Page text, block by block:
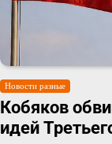
Новости разные
Кобяков
идей